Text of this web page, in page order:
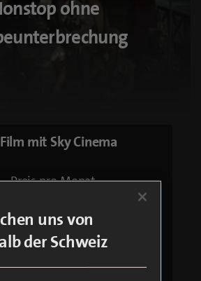
ohne
mit Sky Cinema
Preis pro Monat
ausschliesslich via Hotline
– 08:00 – 20:00
unter 0800 555 155
uns von
der Schweiz